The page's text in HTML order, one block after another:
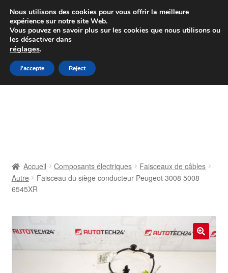
Colissimo livraison à partir de 7 EUR
Du lundi au vendredi de 9 h à 16 h
Aller
à
Aller
au
Contact
Livraison internationale
Accueil Composants électriques
Faisceaux de câbles
Autre
Faisceau du siège conducteur Peugeot 3008 5008
6545XR
Nous utilisons des cookies pour vous offrir la meilleure
expérience sur notre site Web.
Vous pouvez en savoir plus sur les cookies que nous utilisons ou
les désactiver dans
réglages.
J'accepte Reject